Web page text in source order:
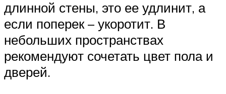
длинной стены, это ее удлинит, а
если поперек – укоротит. В
небольших пространствах
рекомендуют сочетать цвет пола и
дверей.